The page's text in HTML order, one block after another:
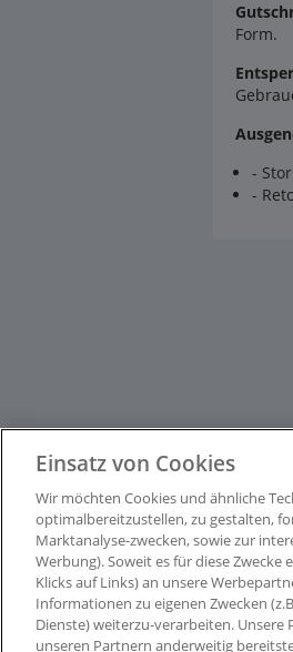
Form.
-
-
Einsatz von Cookies
Wir möchten Cookies und ähnliche
optimalbereitzustellen, zu gestalten,
Marktanalyse-zwecken, sowie zur
Werbung). Soweit es für diese Zwecke
Klicks auf Links) an unsere
Informationen zu eigenen Zwecken
Dienste) weiterzu-verarbeiten.
unseren Partnern anderweitig